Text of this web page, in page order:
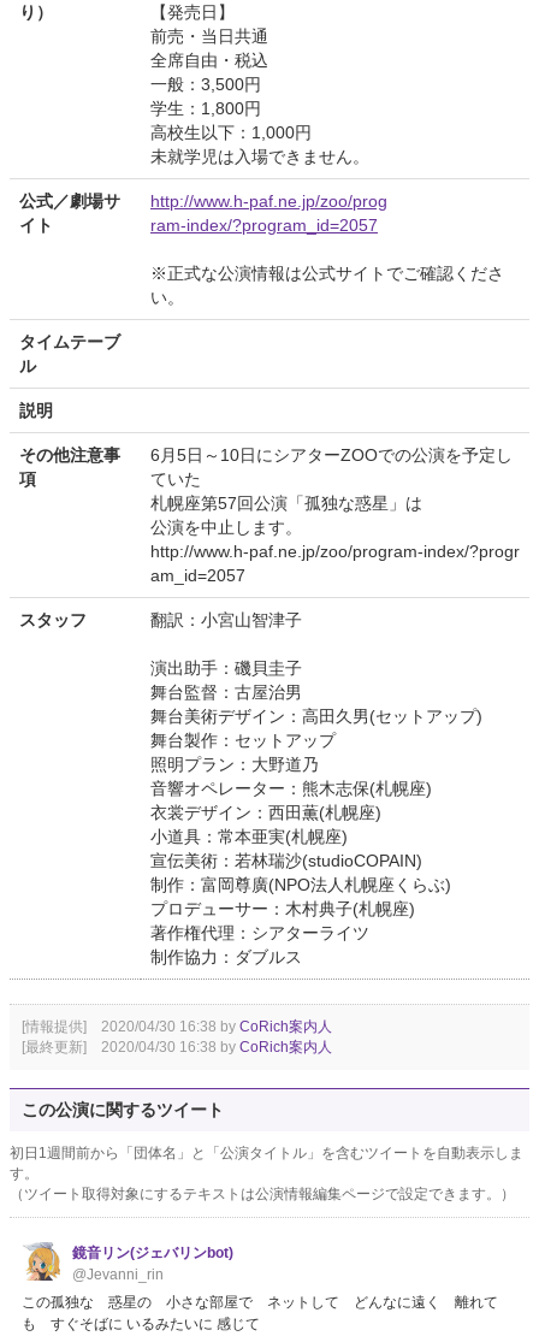
り）
【発売日】
前売・当日共通
全席自由・税込
一般：3,500円
学生：1,800円
高校生以下：1,000円
未就学児は入場できません。
公式／劇場サ
イト
http://www.h-paf.ne.jp/zoo/prog
ram-index/?program_id=2057
※正式な公演情報は公式サイトでご確認くださ
い。
タイムテーブ
ル
説明
その他注意事
項
6月5日～10日にシアターZOOでの公演を予定し
ていた
札幌座第57回公演「孤独な惑星」は
公演を中止します。
http://www.h-paf.ne.jp/zoo/program-index/?progr
am_id=2057
スタッフ 翻訳：小宮山智津子
演出助手：磯貝圭子
舞台監督：古屋治男
舞台美術デザイン：高田久男(セットアップ)
舞台製作：セットアップ
照明プラン：大野道乃
音響オペレーター：熊木志保(札幌座)
衣裳デザイン：西田薫(札幌座)
小道具：常本亜実(札幌座)
宣伝美術：若林瑞沙(studioCOPAIN)
制作：富岡尊廣(NPO法人札幌座くらぶ)
プロデューサー：木村典子(札幌座)
著作権代理：シアターライツ
制作協力：ダブルス
[情報提供] 2020/04/30 16:38 by CoRich案内人
[最終更新] 2020/04/30 16:38 by CoRich案内人
この公演に関するツイート
初日1週間前から「団体名」と「公演タイトル」を含むツイートを自動表示しま
す。
（ツイート取得対象にするテキストは公演情報編集ページで設定できます。）
鏡音リン(ジェバリンbot)
@Jevanni_rin
この孤独な 惑星の 小さな部屋で ネットして どんなに遠く 離れて
も すぐそばに いるみたいに 感じて